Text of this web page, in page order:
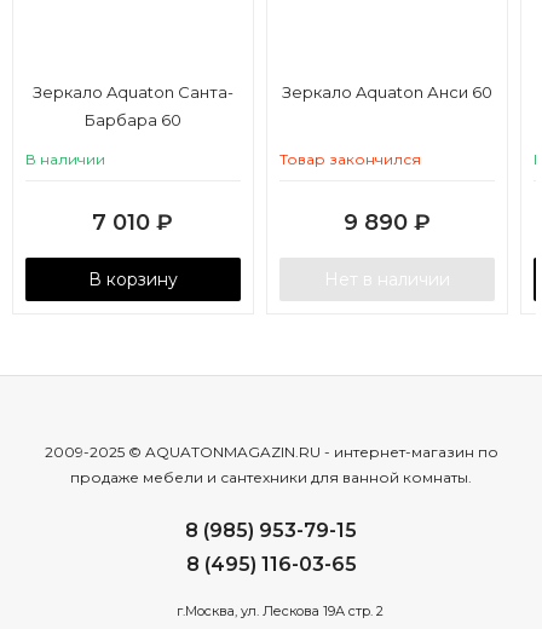
Зеркало Aquaton Санта-
Барбара 60
В наличии
7 010 ₽
В корзину
Зеркало Aquaton Анси 60
Товар закончился
9 890 ₽
Нет в наличии
2009-2025 © AQUATONMAGAZIN.RU - интернет-магазин по
продаже мебели и сантехники для ванной комнаты.
8 (985) 953-79-15
8 (495) 116-03-65
г.Москва, ул. Лескова 19А стр. 2